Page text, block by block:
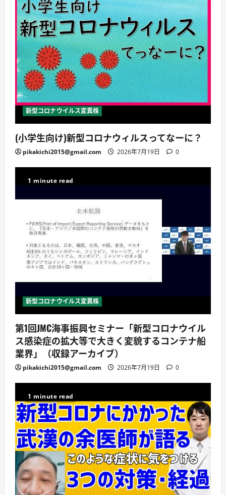
新型コロナウイルス変異株
(小学生向け)新型コロナウィルスってなーに？
pikakichi2015@gmail.com 2026年7月19日 0
1 minute read
新型コロナウイルス変異株
第1回JMC海事振興セミナー「新型コロナウイル
ス感染症の拡大等で大きく変貌するコンテナ船
業界」（収録アーカイブ）
pikakichi2015@gmail.com 2026年7月19日 0
1 minute read